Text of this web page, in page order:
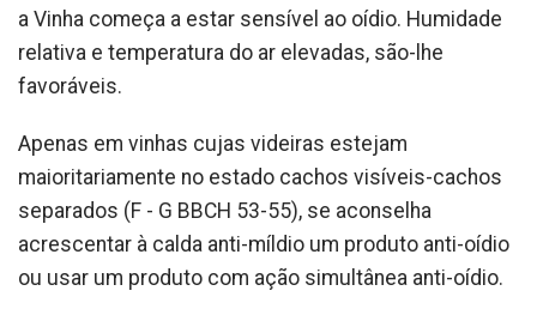
a Vinha começa a estar sensível ao oídio. Humidade
relativa e temperatura do ar elevadas, são-lhe
favoráveis.
Apenas em vinhas cujas videiras estejam
maioritariamente no estado cachos visíveis-cachos
separados (F - G BBCH 53-55), se aconselha
acrescentar à calda anti-míldio um produto anti-oídio
ou usar um produto com ação simultânea anti-oídio.